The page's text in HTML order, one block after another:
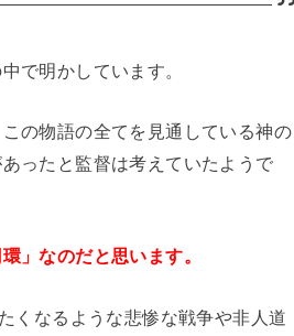
で明かしています。
の物語の全てを見通している神の
ったと監督は考えていたようで
」なのだと思います。
くなるような悲惨な戦争や非人道